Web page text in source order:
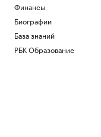
Финансы
Биографии
База знаний
РБК Образование